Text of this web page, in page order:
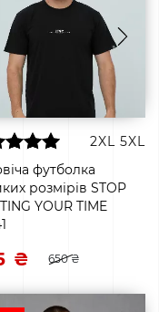
2XL 5XL
футболка
розмірів STOP
YOUR TIME
₴ 650 ₴